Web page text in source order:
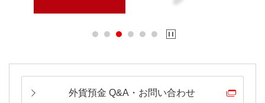
外貨預金 Q&A・お問い合わせ